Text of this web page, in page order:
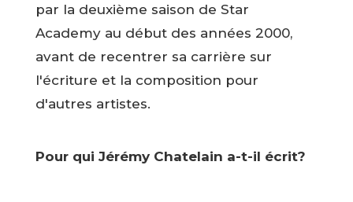
par la deuxième saison de Star
Academy au début des années 2000,
avant de recentrer sa carrière sur
l'écriture et la composition pour
d'autres artistes.
Pour qui Jérémy Chatelain a-t-il écrit?